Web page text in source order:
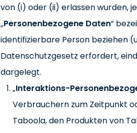
von (i) oder (ii) erlassen wurden,
„Personenbezogene Daten“
identifizierbare Person beziehen
Datenschutzgesetz erfordert,
dargelegt.
„Interaktions-
Verbrauchern zum Zeitpunkt
Taboola, den Produkten von